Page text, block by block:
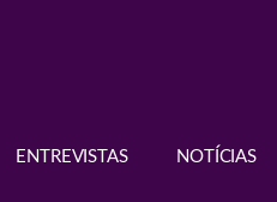
ENTREVISTAS NOTÍCIAS